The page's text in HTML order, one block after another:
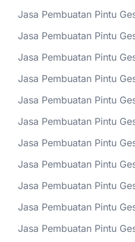
Jasa Pembuatan Pintu
Jasa Pembuatan Pintu
Jasa Pembuatan Pintu
Jasa Pembuatan Pintu
Jasa Pembuatan Pintu
Jasa Pembuatan Pintu
Jasa Pembuatan Pintu
Jasa Pembuatan Pintu
Jasa Pembuatan Pintu
Jasa Pembuatan Pintu
Jasa Pembuatan Pintu